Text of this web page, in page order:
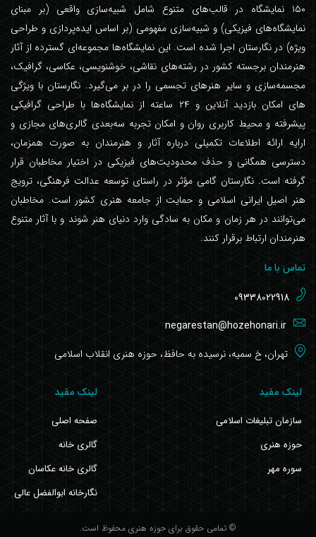
۱۵۰ نمایشگاه در قالب‌های متنوع شامل شبیه‌سازی واقعی (بر مبنای
نمایشگاه‌های فیزیکی) و شبیه‌سازی مفهومی (بر اساس ایده‌پردازی و طراحی
ویژه) در نگارستان اجرا شده است. این نمایشگاه‌ها مجموعه‌ای گسترده از آثار
هنرمندان برجسته کشور در رشته‌های نقاشی، خوشنویسی، عکاسی، گرافیک،
مجسمه‌سازی و سایر هنرهای تجسمی را در بر می‌گیرد. نگارستان با ویژگی
های امکان بازدید آنلاین و ۲۴ ساعته از نمایشگاه‌ها با طراحی گرافیکی
پیشرفته و محیط کاربری روان و امکان تجربه سه‌بعدی گالری‌های مجازی و
ارایه ارائه اطلاعات تکمیلی درباره آثار و هنرمندان به صورت همزمان،
دسترسی همگانی و حذف محدودیت‌های فیزیکی در اختیار مخاطبان قرار
گرفته است. نگارستان گامی مؤثر در راستای توسعه عدالت فرهنگی، ترویج
هنر اصیل ایرانی اسلامی و حمایت از جامعه هنری کشور است. مخاطبان
می‌توانند در هر زمان و مکان به سادگی وارد دنیای هنر شوند و با آثار متنوع
هنرمندان ارتباط برقرار کنند.
تماس با ما
09338022918
negarestan@hozehonari.ir
تهران، خ سمیه، نرسیده به حافظ، حوزه هنری انقلاب اسلامی
لینک مفید
سازمان تبلیغات اسلامی
حوزه هنری
سوره مهر
لینک مفید
صفحه اصلی
گالری خانه
گالری خانه عکاسان
نگارخانه ابوالفضل عالی
© تمامی حقوق برای حوزه هنری محفوظ است.